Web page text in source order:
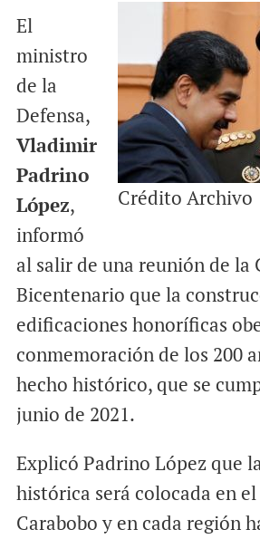
Crédito Archivo
El
ministro
de la
Defensa,
Vladimir
Padrino
López,
informó
al salir de una reunión de la
Bicentenario que la
edificaciones honoríficas
conmemoración de los 200
hecho histórico, que se
junio de 2021.
Explicó Padrino López que
histórica será colocada en
Carabobo y en cada región